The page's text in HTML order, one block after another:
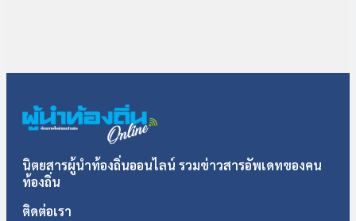
นิตยสารผู้นำท้องถิ่นออนไลน์ รวมข่าวสารอัพเดทของคน
ท้องถิ่น
ติดต่อเรา